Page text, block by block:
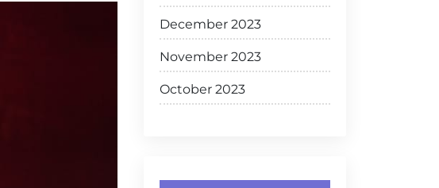
December 2023
November 2023
October 2023